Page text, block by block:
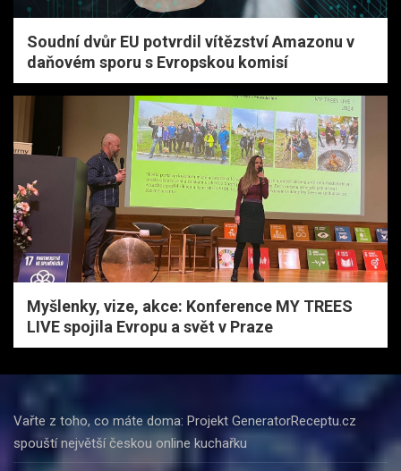
Soudní dvůr EU potvrdil vítězství Amazonu v
daňovém sporu s Evropskou komisí
Myšlenky, vize, akce: Konference MY TREES
LIVE spojila Evropu a svět v Praze
Vařte z toho, co máte doma: Projekt GeneratorReceptu.cz
spouští největší českou online kuchařku